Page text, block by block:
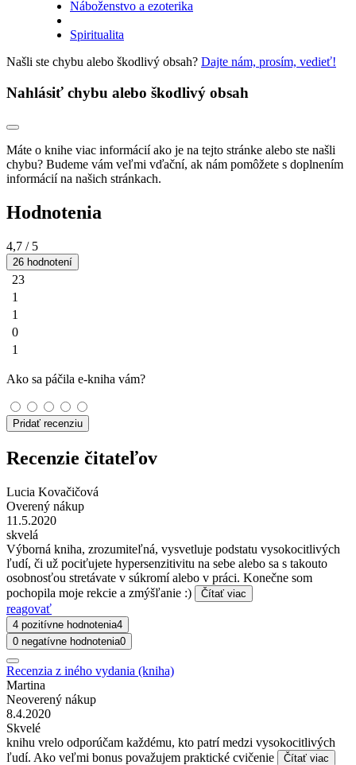
Náboženstvo a ezoterika
Spiritualita
Našli ste chybu alebo škodlivý obsah? Dajte nám, prosím, vedieť!
Nahlásiť chybu alebo škodlivý obsah
Máte o knihe viac informácií ako je na tejto stránke alebo ste našli
chybu? Budeme vám veľmi vďační, ak nám pomôžete s doplnením
informácií na našich stránkach.
Hodnotenia
4,7 / 5
26 hodnotení
23
1
1
0
1
Ako sa páčila e-kniha vám?
Pridať recenziu
Recenzie čitateľov
Lucia Kovačičová
Overený nákup
11.5.2020
skvelá
Výborná kniha, zrozumiteľná, vysvetluje podstatu vysokocitlivých
ľudí, či už pociťujete hypersenzitivitu na sebe alebo sa s takouto
osobnosťou stretávate v súkromí alebo v práci. Konečne som
pochopila moje rekcie a zmýšľanie :)
Čítať viac
reagovať
4 pozitívne hodnotenia4
0 negatívne hodnotenia0
Recenzia z iného vydania (kniha)
Martina
Neoverený nákup
8.4.2020
Skvelé
knihu vrelo odporúčam každému, kto patrí medzi vysokocitlivých
ľudí. Ako veľmi bonus považujem praktické cvičenie
Čítať viac